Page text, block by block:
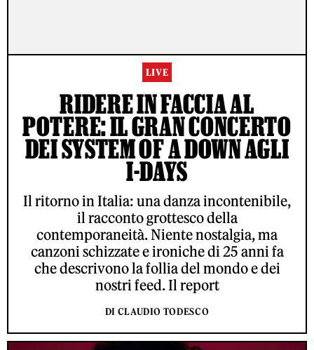
LIVE
RIDERE IN FACCIA AL
POTERE: IL GRAN CONCERTO
DEI SYSTEM OF A DOWN AGLI
I-DAYS
Il ritorno in Italia: una danza incontenibile,
il racconto grottesco della
contemporaneità. Niente nostalgia, ma
canzoni schizzate e ironiche di 25 anni fa
che descrivono la follia del mondo e dei
nostri feed. Il report
DI CLAUDIO TODESCO